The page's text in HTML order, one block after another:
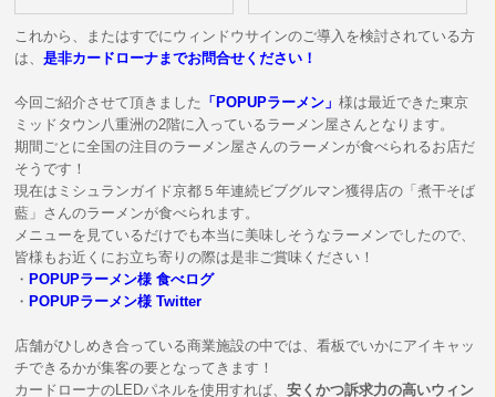
これから、またはすでにウィンドウサインのご導入を検討されている方
は、是非カードローナまでお問合せください！
今回ご紹介させて頂きました 「POPUPラーメン」様は最近できた東京
ミッドタウン八重洲の2階に入っているラーメン屋さんとなります。
期間ごとに全国の注目のラーメン屋さんのラーメンが食べられるお店だ
そうです！
現在はミシュランガイド京都５年連続ビブグルマン獲得店の「煮干そば
藍」さんのラーメンが食べられます。
メニューを見ているだけでも本当に美味しそうなラーメンでしたので、
皆様もお近くにお立ち寄りの際は是非ご賞味ください！
・ POPUPラーメン様 食べログ
・ POPUPラーメン様 Twitter
店舗がひしめき合っている商業施設の中では、看板でいかにアイキャッ
チできるかが集客の要となってきます！
カードローナのLEDパネルを使用すれば、安くかつ訴求力の高いウィン